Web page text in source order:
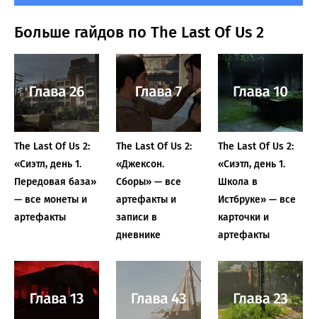
Больше гайдов по The Last Of Us 2
The Last Of Us 2:
«Сиэтл, день 1.
Передовая база»
— все монеты и
артефакты
The Last Of Us 2:
«Джексон.
Сборы» — все
артефакты и
записи в
дневнике
The Last Of Us 2:
«Сиэтл, день 1.
Школа в
Истбруке» — все
карточки и
артефакты